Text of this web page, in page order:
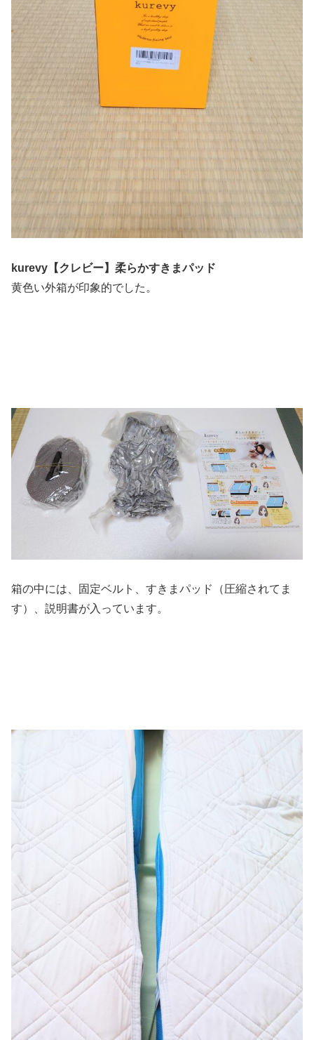
kurevy【クレビー】柔らかすきまパッド
黄色い外箱が印象的でした。
箱の中には、固定ベルト、すきまパッド（圧縮されてま
す）、説明書が入っています。